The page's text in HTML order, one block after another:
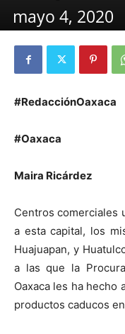
mayo 4, 2020
#RedacciónOaxaca
#Oaxaca
Maira Ricárdez
Centros comerciales
a esta capital, los
Huajuapan, y
a las que la
Oaxaca les ha
productos caducos